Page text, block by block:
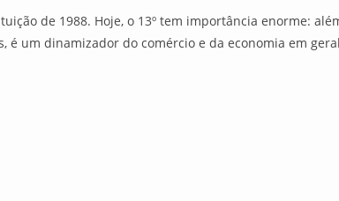
de 1988. Hoje, o 13º tem importância enorme:
um dinamizador do comércio e da economia em